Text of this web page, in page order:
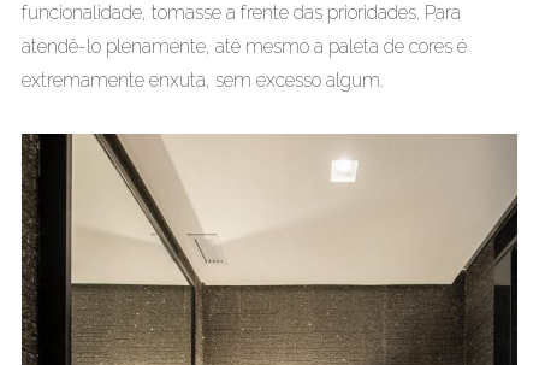
funcionalidade, tomasse a frente das prioridades. Para
atendê-lo plenamente, até mesmo a paleta de cores é
extremamente enxuta, sem excesso algum.